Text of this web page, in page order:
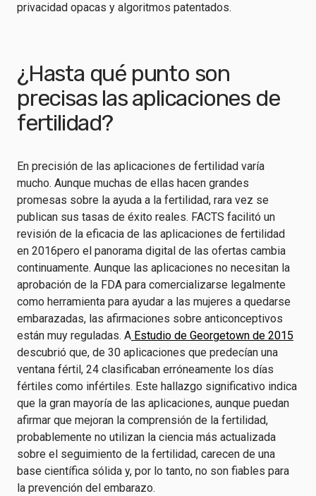
privacidad opacas y algoritmos patentados.
¿Hasta qué punto son
precisas las aplicaciones de
fertilidad?
En precisión de las aplicaciones de fertilidad varía
mucho. Aunque muchas de ellas hacen grandes
promesas sobre la ayuda a la fertilidad, rara vez se
publican sus tasas de éxito reales. FACTS facilitó un
revisión de la eficacia de las aplicaciones de fertilidad
en 2016pero el panorama digital de las ofertas cambia
continuamente. Aunque las aplicaciones no necesitan la
aprobación de la FDA para comercializarse legalmente
como herramienta para ayudar a las mujeres a quedarse
embarazadas, las afirmaciones sobre anticonceptivos
están muy reguladas. A Estudio de Georgetown de 2015
descubrió que, de 30 aplicaciones que predecían una
ventana fértil, 24 clasificaban erróneamente los días
fértiles como infértiles. Este hallazgo significativo indica
que la gran mayoría de las aplicaciones, aunque puedan
afirmar que mejoran la comprensión de la fertilidad,
probablemente no utilizan la ciencia más actualizada
sobre el seguimiento de la fertilidad, carecen de una
base científica sólida y, por lo tanto, no son fiables para
la prevención del embarazo.